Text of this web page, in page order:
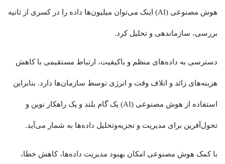
هوش مصنوعی (AI) اینک می‌توان میلیون‌ها داده را در کسری از ثانیه
بررسی، سازماندهی و تحلیل کرد.
دسترسی به داده‌های منظم و باکیفیت‌، ارتباط مستقیمی با کاهش
هزینه‌های زائد و اتلاف وقت و انرژی توسط سازمان‌ها دارد. بنابراین
استفاده از هوش مصنوعی (AI) یک گام بلند و یک راهکار نوین و
تحول‌آفرین برای مدیریت و تجزیه‌وتحلیل داده‌ها به شمار می‌آید.
با کمک هوش مصنوعی امکان بهبود مدیریت داده‌ها، کاهش خطا،